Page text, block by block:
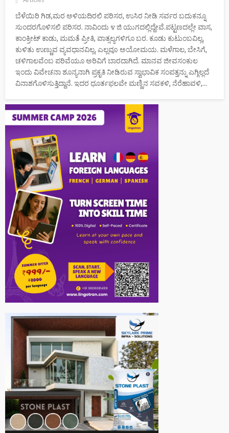
ಬೆಳೆಯಿರಿ ಗಿಡ,ಮರ ಅಳಿಯದಿರಲಿ ಪರಿಸರ, ಉಸಿರ ನೀಡಿ ಸರ್ವರ ಬದುಕನ್ನೂ
ಸುಂದರಗೊಳಿಸಲಿ ಪರಿಸರ. ನಾವಿಂದು ೪ ಜಿ ಯುಗದಲ್ಲಿದ್ದೇವೆ.ಪಟ್ಟಣದಲ್ಲೇ ವಾಸ,
ಕಾಂಕ್ರೀಟ್ ಕಾಡು, ಮಮತೆ ಪ್ರೀತಿ, ವಾತ್ಸಲ್ಯಗಳಿಗೂ ಬರ. ಕೂಡು ಕುಟುಂಬವಿಲ್ಲ,
ಕುಳಿತು ಉಣ್ಣುವ ವ್ಯವಧಾನವಿಲ್ಲ, ಎಲ್ಲವೂ ಅಯೋಮಯ. ಮಳೆಗಾಲ, ಬೇಸಿಗೆ,
ಚಳಿಗಾಲವೆಂಬ ಪರಿವೆಯೂ ಅರಿವಿಗೆ ಬಾರದಾಗಿದೆ. ಮಾನವ ಜೀವಸಂಕುಲ
ಇಂದು ವಿವೇಚನಾ ಶೂನ್ಯನಾಗಿ ಪ್ರಕೃತಿ ನೀಡಿರುವ ಸ್ವಾಭಾವಿಕ ಸಂಪತ್ತನ್ನು ಎಗ್ಗಿಲ್ಲದೆ
ವಿನಾಶಗೊಳಿಸುತ್ತಿದ್ದಾನೆ. ಇದರ ಧೂರ್ತಫಲವೇ ಮಣ್ಣಿನ ಸವಕಳಿ, ನೆರೆಹಾವಳಿ,...